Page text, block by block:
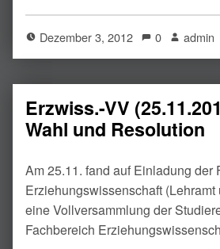
Dezember 3, 2012 0 admin
Erzwiss.-VV
Wahl und Resolution
Am 25.11. fand auf Einladung der
Erziehungswissenschaft (Lehramt
eine Vollversammlung der
Fachbereich